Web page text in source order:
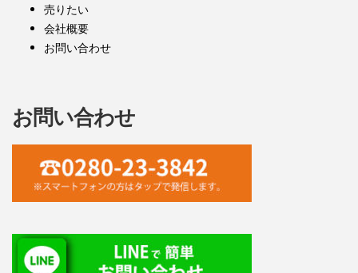
売りたい
会社概要
お問い合わせ
お問い合わせ